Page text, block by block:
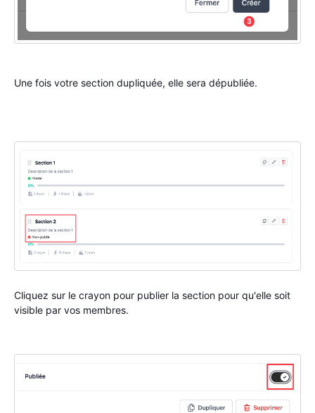
Une fois votre section dupliquée, elle sera dépubliée.
Cliquez sur le crayon pour publier la section pour qu'elle soit
visible par vos membres.